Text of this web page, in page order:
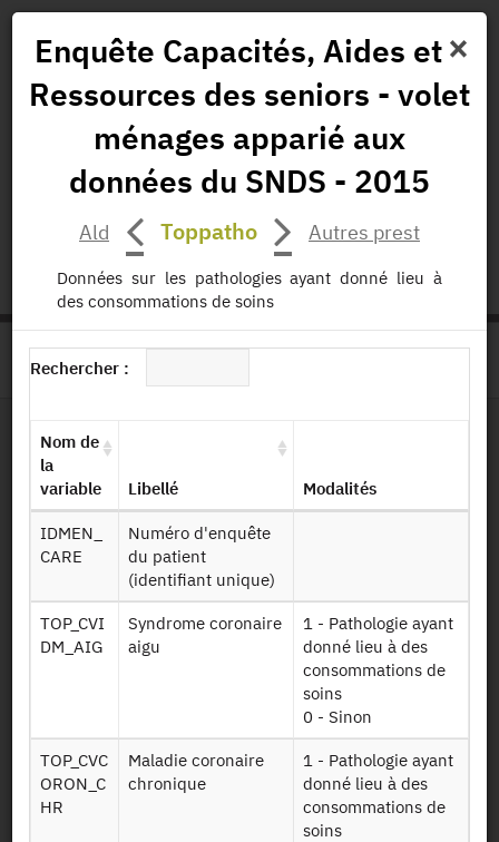
Missions
status.io EN | FR
ACCUEIL > PAGE PRODUIT
Dessin de fichier
Identifiant persistant (DOI)
Retour à la source
CARE-M apparié SNDS : Enquête
Capacités, Aides et Ressources
des seniors - volet ménages
apparié aux données du SNDS -
2015
×
Enquête Capacités, Aides et
Ressources des seniors - volet
ménages apparié aux
données du SNDS - 2015
Ald Toppatho Autres prest
Données sur les pathologies ayant donné lieu à
des consommations de soins
Rechercher :
Nom de
la
variable
Libellé Modalités
IDMEN_
CARE
Numéro d'enquête
du patient
(identifiant unique)
TOP_CVI
DM_AIG
Syndrome coronaire
aigu
1 - Pathologie ayant
donné lieu à des
consommations de
soins
0 - Sinon
TOP_CVC
ORON_C
HR
Maladie coronaire
chronique
1 - Pathologie ayant
donné lieu à des
consommations de
soins